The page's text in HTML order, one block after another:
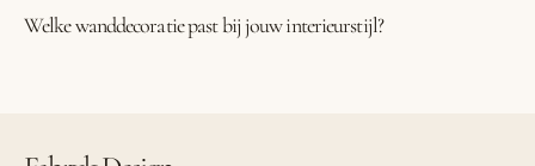
Welke wanddecoratie past bij jouw interieurstijl?